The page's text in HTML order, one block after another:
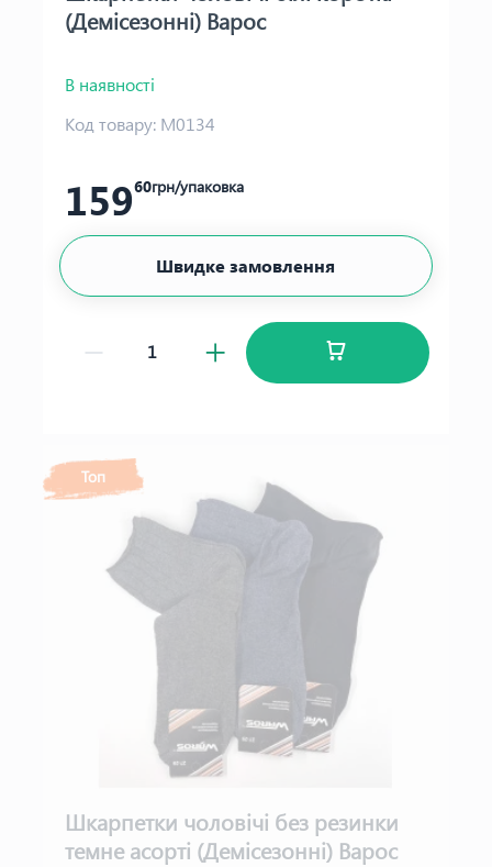
(Демісезонні) Варос
В наявності
Код товару: М0134
15960грн/упаковка
Швидке замовлення
Топ
Шкарпетки чоловічі без резинки
темне асорті (Демісезонні) Варос